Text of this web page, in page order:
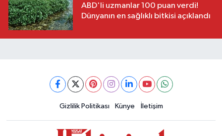
ABD'li uzmanlar 100 puan verdi!
Dünyanın en sağlıklı bitkisi açıklandı
Gizlilik Politikası Künye İletişim